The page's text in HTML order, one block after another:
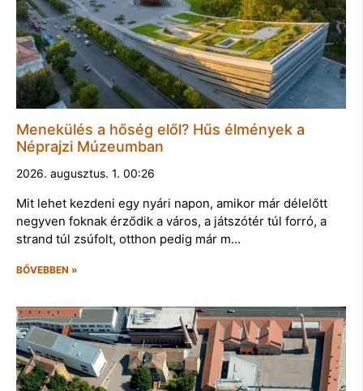
Menekülés a hőség elől? Hűs élmények a
Néprajzi Múzeumban
2026. augusztus. 1. 00:26
Mit lehet kezdeni egy nyári napon, amikor már délelőtt
negyven foknak érződik a város, a játszótér túl forró, a
strand túl zsúfolt, otthon pedig már m…
BŐVEBBEN »